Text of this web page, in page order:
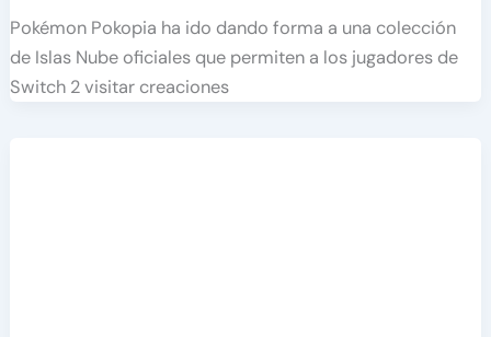
Pokémon Pokopia ha ido dando forma a una colección
de Islas Nube oficiales que permiten a los jugadores de
Switch 2 visitar creaciones